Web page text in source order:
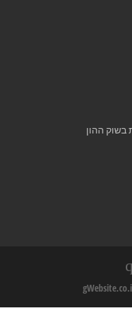
בשוק ההון